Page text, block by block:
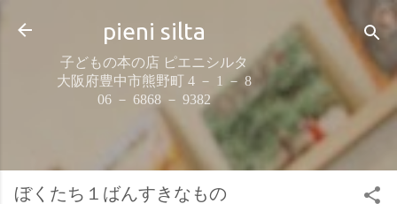
スキップしてメイン コンテンツに移動
pieni silta
子どもの本の店 ピエニシルタ
大阪府豊中市熊野町 4 － 1 － 8
06 － 6868 － 9382
ぼくたち１ばんすきなもの